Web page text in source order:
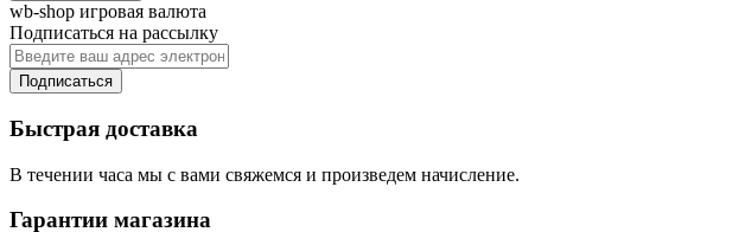
wb-shop игровая валюта
Подписаться на рассылку
Подписаться
Быстрая доставка
В течении часа мы с вами свяжемся и произведем начисление.
Гарантии магазина